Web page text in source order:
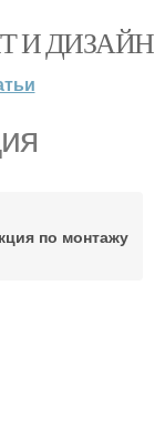
И ДИЗАЙН
по монтажу